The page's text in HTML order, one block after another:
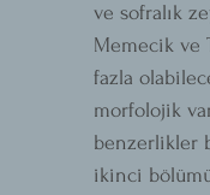
ve sofralık
Memecik ve
fazla
morfolojik
benzerlikler
ikinci